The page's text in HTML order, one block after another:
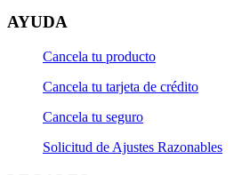
AYUDA
Cancela tu producto
Cancela tu tarjeta de crédito
Cancela tu seguro
Solicitud de Ajustes Razonables